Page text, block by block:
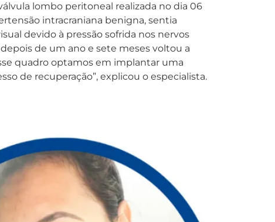
lombo peritoneal realizada no dia 06
intracraniana benigna, sentia
devido à pressão sofrida nos nervos
de um ano e sete meses voltou a
quadro optamos em implantar uma
de recuperação”, explicou o especialista.